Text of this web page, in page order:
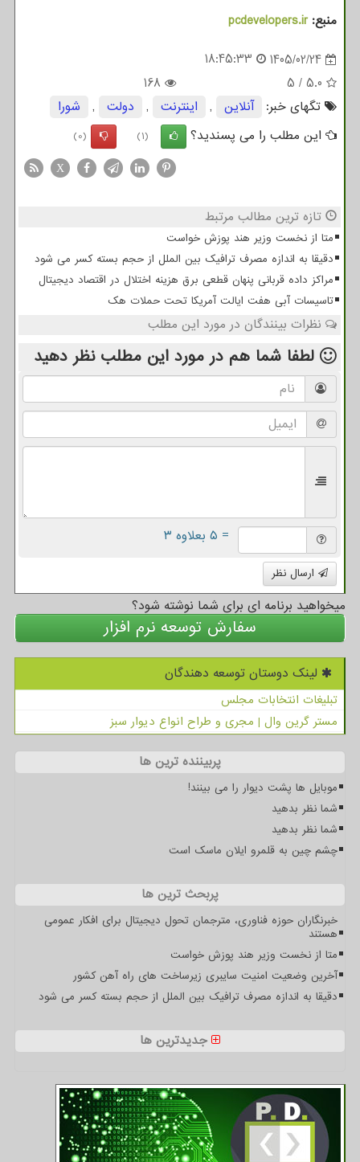
منبع:pcdevelopers.ir
1405/02/24
18:45:33
5.0
/
5
168
تگهای خبر:
آنلاین , اینترنت , دولت ,
شورا
این مطلب را می پسندید؟
(1)
(0)
X
تازه ترین مطالب مرتبط
متا از نخست وزیر هند پوزش خواست
دقیقا به اندازه مصرف ترافیک بین الملل از حجم بسته کسر می شود
مراکز داده قربانی پنهان قطعی برق هزینه اختلال در اقتصاد دیجیتال
تاسیسات آبی هفت ایالت آمریکا تحت حملات هک
نظرات بینندگان در مورد این مطلب
لطفا شما هم در مورد این مطلب نظر دهید
= ۵ بعلاوه ۳
ارسال نظر
میخواهید برنامه ای برای شما نوشته شود؟
سفارش توسعه نرم افزار
لینک دوستان توسعه دهندگان
تبلیغات انتخابات مجلس
مستر گرین وال | مجری و طراح انواع دیوار سبز
پربیننده ترین ها
موبایل ها پشت دیوار را می بینند!
شما نظر بدهید
شما نظر بدهید
چشم چین به قلمرو ایلان ماسک است
پربحث ترین ها
خبرنگاران حوزه فناوری، مترجمان تحول دیجیتال برای افکار عمومی
هستند
متا از نخست وزیر هند پوزش خواست
آخرین وضعیت امنیت سایبری زیرساخت های راه آهن کشور
دقیقا به اندازه مصرف ترافیک بین الملل از حجم بسته کسر می شود
جدیدترین ها